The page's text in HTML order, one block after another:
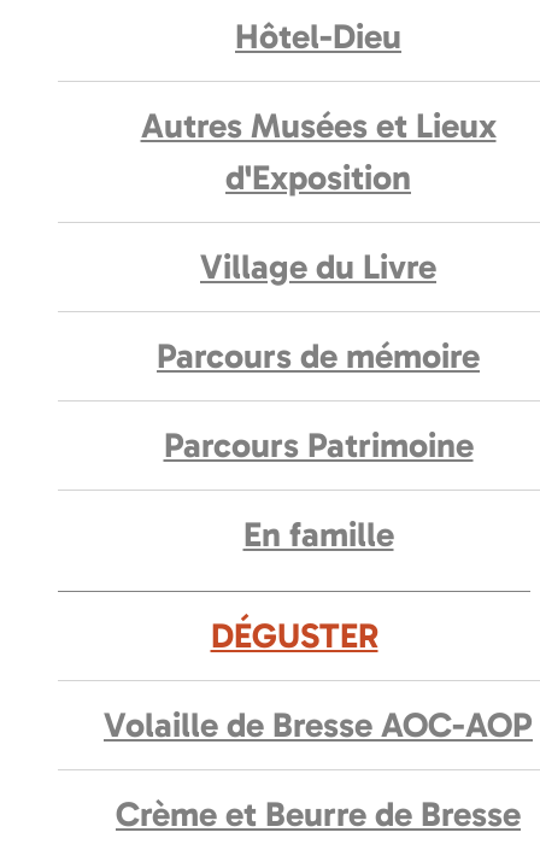
Hôtel-Dieu
Autres Musées et Lieux
d'Exposition
Village du Livre
Parcours de mémoire
Parcours Patrimoine
En famille
DÉGUSTER
Volaille de Bresse AOC-AOP
Crème et Beurre de Bresse